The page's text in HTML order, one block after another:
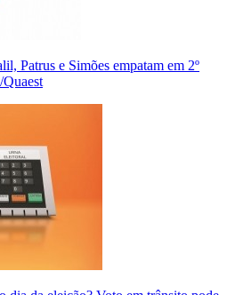
Patrus e Simões empatam em 2º